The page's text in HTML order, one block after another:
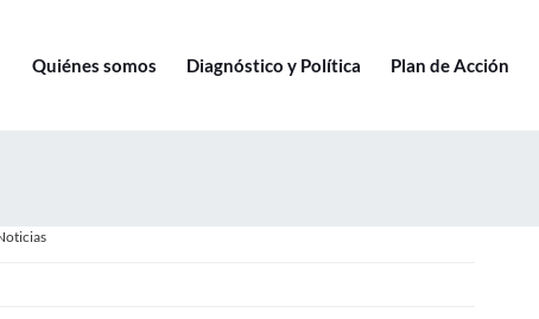
Quiénes somos Diagnóstico y Política Plan de Acción